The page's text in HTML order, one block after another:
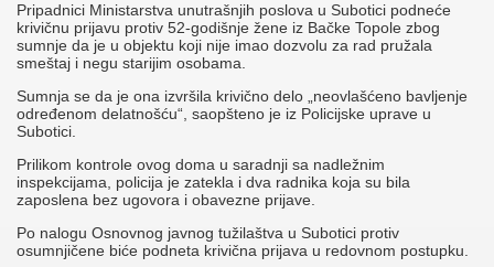
Pripadnici Ministarstva unutrašnjih poslova u Subotici podneće
krivičnu prijavu protiv 52-godišnje žene iz Bačke Topole zbog
sumnje da je u objektu koji nije imao dozvolu za rad pružala
smeštaj i negu starijim osobama.
Sumnja se da je ona izvršila krivično delo „neovlašćeno bavljenje
određenom delatnošću“, saopšteno je iz Policijske uprave u
Subotici.
Prilikom kontrole ovog doma u saradnji sa nadležnim
inspekcijama, policija je zatekla i dva radnika koja su bila
zaposlena bez ugovora i obavezne prijave.
Po nalogu Osnovnog javnog tužilaštva u Subotici protiv
osumnjičene biće podneta krivična prijava u redovnom postupku.